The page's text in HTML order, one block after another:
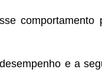
e a